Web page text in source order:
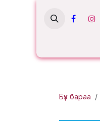
Бүх бараа